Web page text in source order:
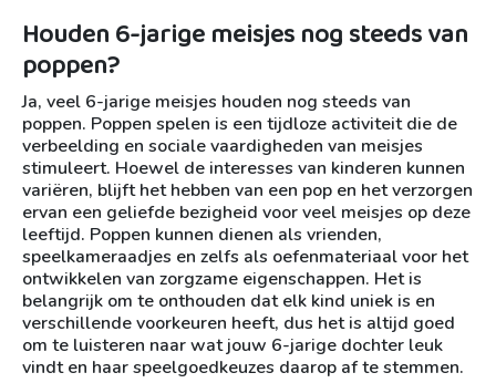
Houden 6-jarige meisjes nog steeds van
poppen?
Ja, veel 6-jarige meisjes houden nog steeds van
poppen. Poppen spelen is een tijdloze activiteit die de
verbeelding en sociale vaardigheden van meisjes
stimuleert. Hoewel de interesses van kinderen kunnen
variëren, blijft het hebben van een pop en het verzorgen
ervan een geliefde bezigheid voor veel meisjes op deze
leeftijd. Poppen kunnen dienen als vrienden,
speelkameraadjes en zelfs als oefenmateriaal voor het
ontwikkelen van zorgzame eigenschappen. Het is
belangrijk om te onthouden dat elk kind uniek is en
verschillende voorkeuren heeft, dus het is altijd goed
om te luisteren naar wat jouw 6-jarige dochter leuk
vindt en haar speelgoedkeuzes daarop af te stemmen.